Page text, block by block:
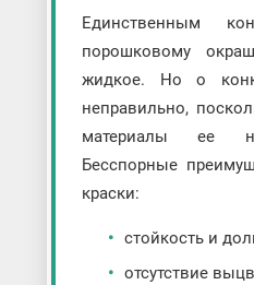
Единственным
порошковому
жидкое. Но о
неправильно,
материалы ее
Бесспорные
краски:
стойкость и
отсутствие